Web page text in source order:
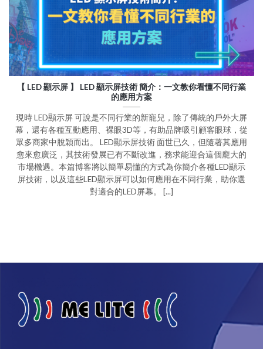
【 LED 顯示屏 】 LED 顯示屏技術 簡介：一文教你看懂不同行業
的應用方案
現時 LED顯示屏 可說是不同行業的新寵兒，除了傳統的戶外大屏
幕，還有各種互動應用、裸眼3D等，有助品牌吸引顧客眼球，從
眾多商家中脫穎而出。 LED顯示屏技術 面世已久，但隨著其應用
愈來愈廣泛，其技術發展已有不斷改進，務求能迎合這個龐大的
市場機遇。本篇博客將以簡單易懂的方式為你簡介各種LED顯示
屏技術，以及這些LED顯示屏可以如何應用在不同行業，助你選
對適合的LED屏幕。 [...]